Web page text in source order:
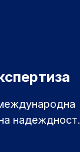
надеждност.